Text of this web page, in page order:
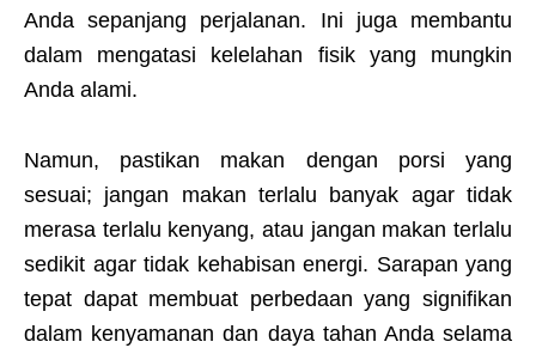
Anda sepanjang perjalanan. Ini juga membantu
dalam mengatasi kelelahan fisik yang mungkin
Anda alami.
Namun, pastikan makan dengan porsi yang
sesuai; jangan makan terlalu banyak agar tidak
merasa terlalu kenyang, atau jangan makan terlalu
sedikit agar tidak kehabisan energi. Sarapan yang
tepat dapat membuat perbedaan yang signifikan
dalam kenyamanan dan daya tahan Anda selama